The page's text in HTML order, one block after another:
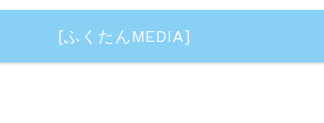
[ふくたんMEDIA]